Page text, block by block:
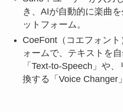
き、AIが自動的に楽曲
ットフォーム。
CoeFont（コエフォン
ォームで、テキストを
「Text-to-Speech」や
換する「Voice Changer